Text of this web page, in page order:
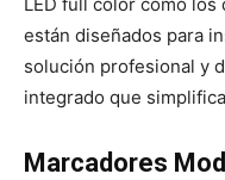
están diseñados para
solución profesional y
integrado que
Marcadores